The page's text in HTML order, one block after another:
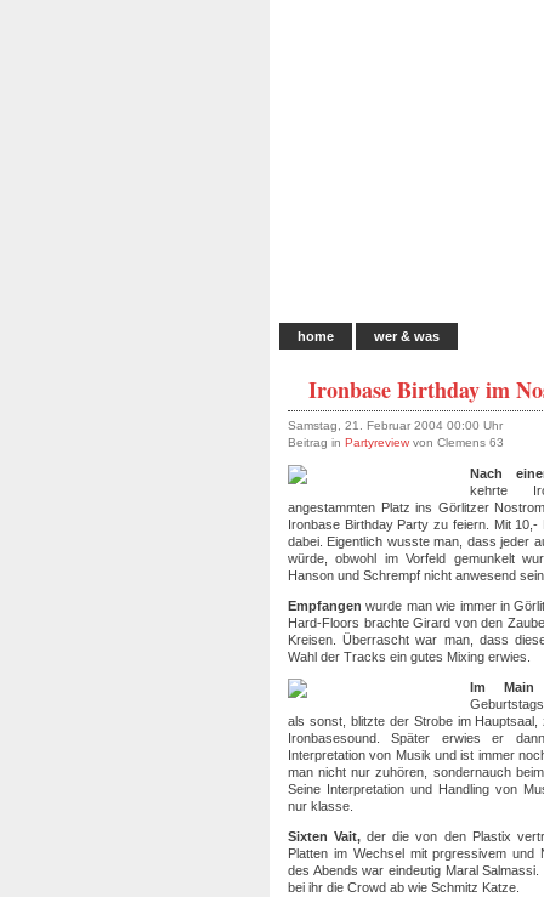
home wer & was
Ironbase Birthday im
Samstag, 21. Februar 2004 00:00 Uhr
Beitrag in Partyreview von Clemens 63
Nach
kehrte
angestammten Platz ins Görlitzer
Ironbase Birthday Party zu feiern. Mit
dabei. Eigentlich wusste man, dass jeder
würde, obwohl im Vorfeld gemunkelt
Hanson und Schrempf nicht anwesend
Empfangen wurde man wie immer in
Hard-Floors brachte Girard von den
Kreisen. Überrascht war man, dass
Wahl der Tracks ein gutes Mixing erwies.
Im Main
als sonst, blitzte der Strobe im
Ironbasesound. Später erwies er
Interpretation von Musik und ist immer
man nicht nur zuhören, sondernauch
Seine Interpretation und Handling von
nur klasse.
Sixten Vait, der die von den Plastix
Platten im Wechsel mit prgressivem und
des Abends war eindeutig Maral
bei ihr die Crowd ab wie Schmitz Katze.